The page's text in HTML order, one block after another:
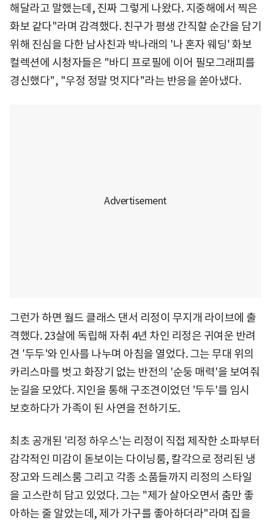
해달라고 말했는데, 진짜 그렇게 나왔다. 지중해에서 찍은
화보 같다"라며 감격했다. 친구가 평생 간직할 순간을 담기
위해 진심을 다한 남사친과 박나래의 '나 혼자 웨딩' 화보
컬렉션에 시청자들은 "바디 프로필에 이어 필모그래피를
경신했다", "우정 정말 멋지다"라는 반응을 쏟아냈다.
그런가 하면 월드 클래스 댄서 리정이 무지개 라이브에 출
격했다. 23살에 독립해 자취 4년 차인 리정은 귀여운 반려
견 '두두'와 인사를 나누며 아침을 열었다. 그는 무대 위의
카리스마를 벗고 화장기 없는 반전의 '순둥 매력'을 보여줘
눈길을 모았다. 지인을 통해 구조견이었던 '두두'를 임시
보호하다가 가족이 된 사연을 전하기도.
최초 공개된 '리정 하우스'는 리정이 직접 제작한 소파부터
감각적인 미감이 돋보이는 다이닝룸, 칼각으로 정리된 냉
장고와 드레스룸 그리고 각종 소품들까지 리정의 스타일
을 고스란히 담고 있었다. 그는 "제가 살아오면서 춤만 좋
아하는 줄 알았는데, 제가 가구를 좋아하더라"라며 집을